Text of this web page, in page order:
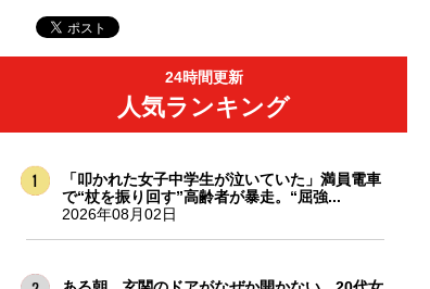
24時間更新
人気ランキング
「叩かれた女子中学生が泣いていた」満員電車
で“杖を振り回す”高齢者が暴走。“屈強...
2026年08月02日